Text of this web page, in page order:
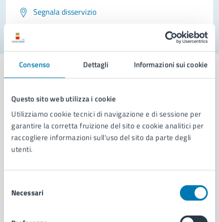
Consenso Dettagli Informazioni sui cookie
Questo sito web utilizza i cookie
Utilizziamo cookie tecnici di navigazione e di sessione per
garantire la corretta fruizione del sito e cookie analitici per
raccogliere informazioni sull'uso del sito da parte degli
utenti.
delNecessari
Segnala disservizio
Comune di Napoli
AMMINISTRAZIONE
Aree amministrative
Uffici
Enti e fondazioni